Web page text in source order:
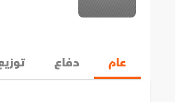
عام دفاع